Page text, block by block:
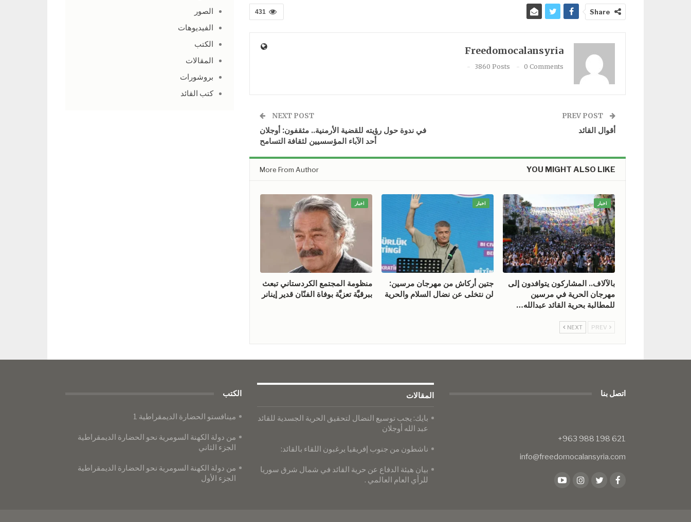
431 Share
Freedomocalansyria
3860 Posts 0 Comments
أقوال القائد
NEXT POST
في ندوة حول رؤيته للقضية الأرمنية.. مثقفون: أوجلان
أحد الآباء المؤسسيين لثقافة التسامح
YOU MIGHT ALSO LIKE
More From Author
اخبار
بالآلاف.. المشاركون يتوافدون إلى
مهرجان الحرية في مرسين
للمطالبة بحرية القائد عبدالله…
اخبار
جتين أركاش من مهرجان مرسين:
لن نتخلى عن نضال السلام والحرية
اخبار
منظومة المجتمع الكردستاني تبعث
ببرقيَّة تعزيَّة بوفاة الفنّان قدير إينانر
NEXT
الصور
الفيديوهات
الكتب
المقالات
بروشورات
كتب القائد
اتصل بنا
info@freedomocalansyria.com
المقالات
بايك: يجب توسيع النضال لتحقيق الحرية الجسدية للقائد
عبد الله أوجلان
ناشطون من جنوب إفريقيا يرغبون اللقاء بالقائد:
بيان هيئة الدفاع عن حرية القائد في شمال شرق سوريا
للرأي العام العالمي .
الكتب
مينافستو الحضارة الديمقراطية 1
من دولة الكهنة السومرية نحو الحضارة الديمقراطية
الجزء الثاني
من دولة الكهنة السومرية نحو الحضارة الديمقراطية
الجزء الأول